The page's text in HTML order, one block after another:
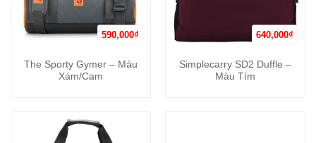
590,000₫
The Sporty Gymer – Màu
Xám/Cam
640,000₫
Simplecarry SD2 Duffle –
Màu Tím